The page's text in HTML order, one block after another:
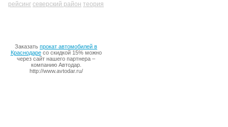
рейсинг северский район теория
Заказать прокат автомобилей в
Краснодаресо скидкой 15% можно
через сайт нашего партнера –
компанию Автодар.
http://www.avtodar.ru/